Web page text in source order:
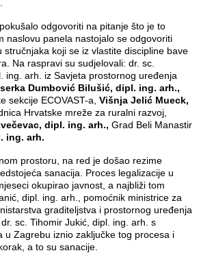
odgovoriti na pitanje što je to
naslovu panela nastojalo se odgovoriti
stručnjaka koji se iz vlastite discipline bave
Na raspravi su sudjelovali: dr. sc.
ing. arh. iz Savjeta prostornog uređenja
Dumbović Bilušić, dipl. ing. arh.,
sekcije ECOVAST-a, Višnja Jelić Mueck,
Hrvatske mreže za ruralni razvoj,
dipl. ing. arh., Grad Beli Manastir
ing. arh.
prostoru, na red je došao rezime
sanacija. Proces legalizacije u
okupirao javnost, a najbliži tom
dipl. ing. arh., pomoćnik ministrice za
graditeljstva i prostornog uređenja
sc. Tihomir Jukić, dipl. ing. arh. s
u Zagrebu iznio zaključke tog procesa i
a to su sanacije.